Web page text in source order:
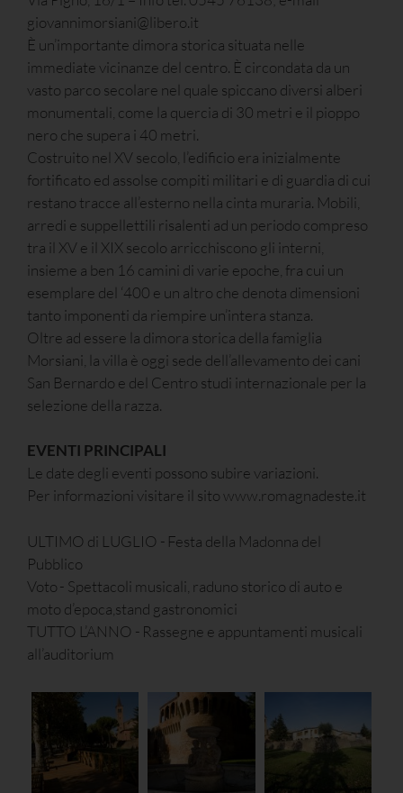
giovannimorsiani@libero.it
È un’importante dimora storica situata nelle
immediate vicinanze del centro. È circondata da un
vasto parco secolare nel quale spiccano diversi alberi
monumentali, come la quercia di 30 metri e il pioppo
nero che supera i 40 metri.
Costruito nel XV secolo, l’edificio era inizialmente
fortificato ed assolse compiti militari e di guardia di cui
restano tracce all’esterno nella cinta muraria. Mobili,
arredi e suppellettili risalenti ad un periodo compreso
tra il XV e il XIX secolo arricchiscono gli interni,
insieme a ben 16 camini di varie epoche, fra cui un
esemplare del ‘400 e un altro che denota dimensioni
tanto imponenti da riempire un’intera stanza.
Oltre ad essere la dimora storica della famiglia
Morsiani, la villa è oggi sede dell’allevamento dei cani
San Bernardo e del Centro studi internazionale per la
selezione della razza.
EVENTI PRINCIPALI
Le date degli eventi possono subire variazioni.
Per informazioni visitare il sito www.romagnadeste.it
ULTIMO di LUGLIO - Festa della Madonna del
Pubblico
Voto - Spettacoli musicali, raduno storico di auto e
moto d’epoca,stand gastronomici
TUTTO L’ANNO - Rassegne e appuntamenti musicali
all’auditorium